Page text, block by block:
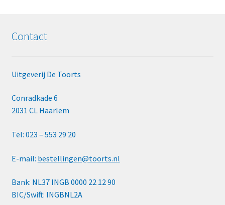
Contact
Uitgeverij De Toorts
Conradkade 6
2031 CL Haarlem
Tel: 023 – 553 29 20
E-mail: bestellingen@toorts.nl
Bank: NL37 INGB 0000 22 12 90
BIC/Swift: INGBNL2A